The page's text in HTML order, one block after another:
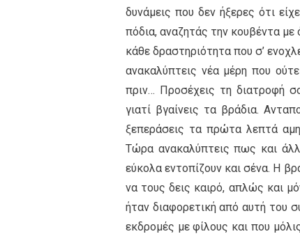
δυνάμεις που δεν ήξερες ότι
πόδια, αναζητάς την κουβέντα με
κάθε δραστηριότητα που σ’
ανακαλύπτεις νέα μέρη που
πριν… Προσέχεις τη διατροφή
γιατί βγαίνεις τα βράδια.
ξεπεράσεις τα πρώτα λεπτά
Τώρα ανακαλύπτεις πως και
εύκολα εντοπίζουν και σένα. Η
να τους δεις καιρό, απλώς και
ήταν διαφορετική από αυτή του
εκδρομές με φίλους και που